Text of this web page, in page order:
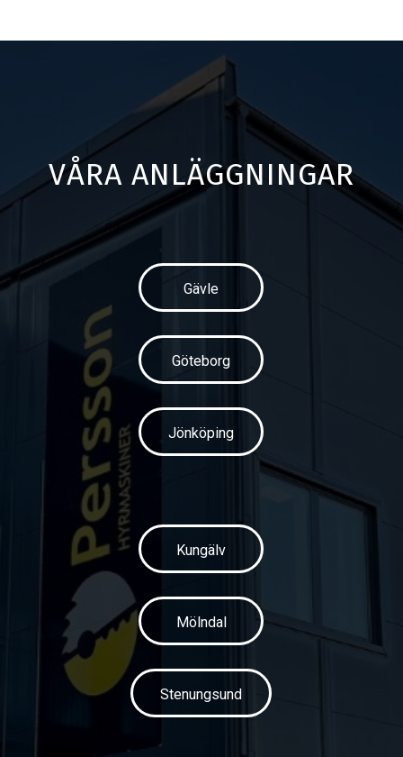
VÅRA ANLÄGGNINGAR
Gävle
Göteborg
Jönköping
Kungälv
Mölndal
Stenungsund